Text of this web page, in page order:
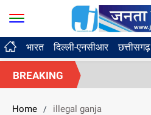
भारत दिल्ली-एनसीआर छत्तीसगढ़
BREAKING
Home / illegal ganja